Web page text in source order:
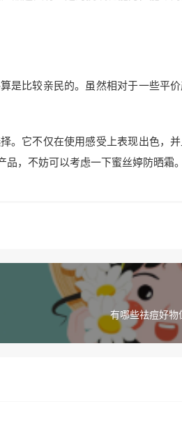
是比较亲民的。虽然相对于一些平
。它不仅在使用感受上表现出色，
，不妨可以考虑一下蜜丝婷防晒霜。
有哪些祛痘好物